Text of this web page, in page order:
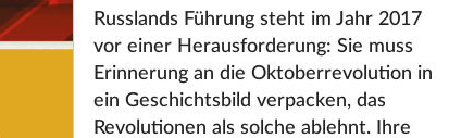
Russlands Führung steht im Jahr 2017
vor einer Herausforderung: Sie muss
Erinnerung an die Oktoberrevolution in
ein Geschichtsbild verpacken, das
Revolutionen als solche ablehnt. Ihre